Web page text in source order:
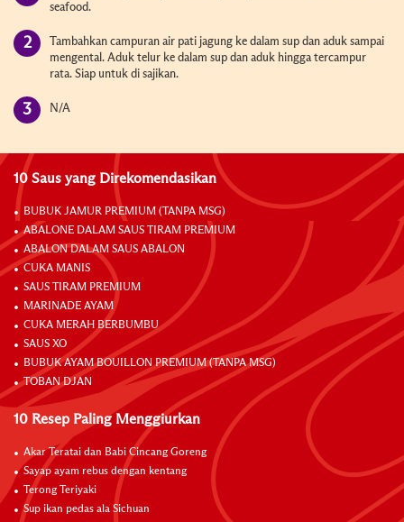
seafood.
Tambahkan campuran air pati jagung ke dalam sup dan aduk sampai
mengental. Aduk telur ke dalam sup dan aduk hingga tercampur
rata. Siap untuk di sajikan.
N/A
10 Saus yang Direkomendasikan
BUBUK JAMUR PREMIUM (TANPA MSG)
ABALONE DALAM SAUS TIRAM PREMIUM
ABALON DALAM SAUS ABALON
CUKA MANIS
SAUS TIRAM PREMIUM
MARINADE AYAM
CUKA MERAH BERBUMBU
SAUS XO
BUBUK AYAM BOUILLON PREMIUM (TANPA MSG)
TOBAN DJAN
10 Resep Paling Menggiurkan
Akar Teratai dan Babi Cincang Goreng
Sayap ayam rebus dengan kentang
Terong Teriyaki
Sup ikan pedas ala Sichuan